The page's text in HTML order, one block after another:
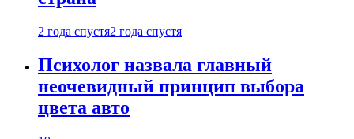
2 года спустя2 года спустя
Психолог назвала главный
неочевидный принцип выбора
цвета авто